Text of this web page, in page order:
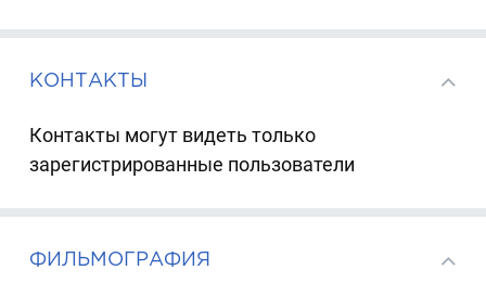
КОНТАКТЫ
Контакты могут видеть только
зарегистрированные пользователи
ФИЛЬМОГРАФИЯ